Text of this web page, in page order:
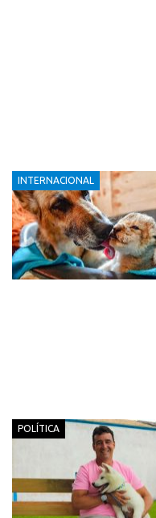
INTERNACIONAL
POLÍTICA